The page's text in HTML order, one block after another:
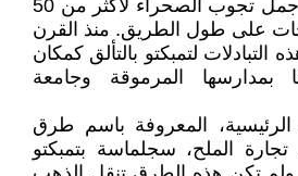
عادة أكثر من 10.000 جمل تجوب الصحراء لأكثر من 50
على طول الطريق. منذ القرن
لتمبكتو بالتألق كمكان
المرموقة وجامعة
المعروفة باسم طرق
الملح، سجلماسة بتمبكتو